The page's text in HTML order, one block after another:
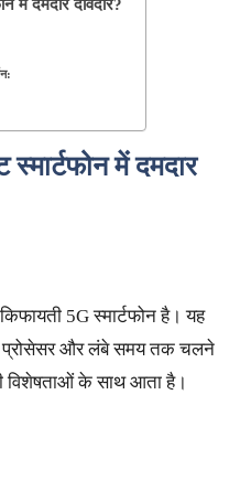
में दमदार दावेदार?
में दमदार
5G स्मार्टफोन है। यह
प्रोसेसर और लंबे समय तक चलने
विशेषताओं के साथ आता है।